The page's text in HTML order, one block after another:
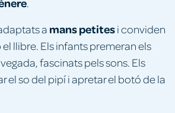
a mans petitesi conviden
llibre. Els infants premeran els
fascinats pels sons. Els
el so del pipí i apretar el botó de la